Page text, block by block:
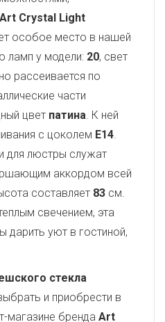
Crystal Light
особое место в нашей
ламп у модели: 20, свет
рассеивается по
части
цвет патина. К ней
с цоколем E14.
для люстры служат
аккордом всей
составляет 83 см.
свечением, эта
дарить уют в гостиной,
стекла
и приобрести в
магазине бренда Art